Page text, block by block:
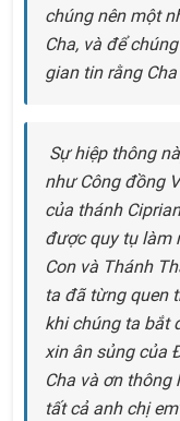
chúng nên một
Cha, và để
gian tin rằng
Sự hiệp thông
như Công đồng
của thánh
được quy tụ làm
Con và Thánh
ta đã từng quen
khi chúng ta bắt
xin ân sủng của
Cha và ơn thông
tất cả anh chị